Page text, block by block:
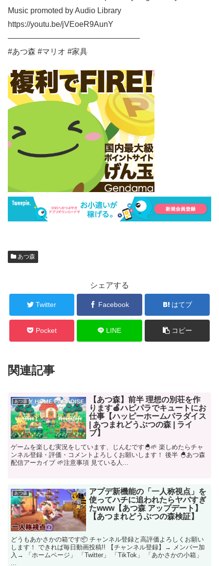
Music promoted by Audio Library
https://youtu.be/jVEoeR9AunY​
––––––––––––––––––––––––––––––
#あつ森 #マリオ #家具
あつ森
シェアする
Twitter Facebook はてブ
Pocket LINE コピー
関連記事
あつ森
【あつ森】前半 理想の別荘を作
ります🍎ハピパラでキュートにお
仕事【ハッピーホームパラダイス
| あつまれどうぶつの森 | ライ
ブ】
ゲームを楽しむ実況をしています、じんむです🐣🌱 楽しめたらチャ
ンネル登録・評価・コメントよろしくお願いします！ 後半 🐣あつ森
配信アーカイブ 🌱注意事項 見ている人...
あつ森
アプデ新機能の「一人称視点」を
使ってハチに追われたらヤバすぎ
たwww【あつ森 アップデート】
【あつまれどうぶつの森検証】
どうもあかさかの箱です📦 チャンネル登録と高評価よろしくお願い
します！ できれば毎日動画投稿!! 【チャンネル登録】→ メンバー加
入→ 「ホームページ」 「Twitter」 「TikTok」 「あかさかの小箱」